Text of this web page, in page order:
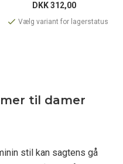
DKK312,00
Vælg variant for lagerstatus
til damer
stil kan sagtens gå